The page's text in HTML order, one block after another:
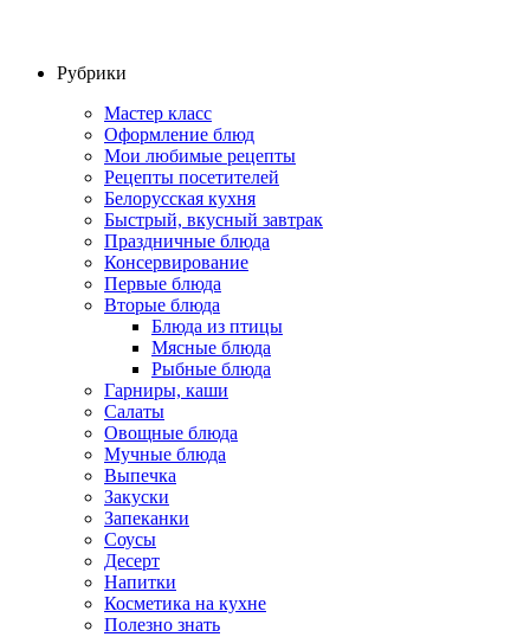
Рубрики
Мастер класс
Оформление блюд
Мои любимые рецепты
Рецепты посетителей
Белорусская кухня
Быстрый, вкусный завтрак
Праздничные блюда
Консервирование
Первые блюда
Вторые блюда
Блюда из птицы
Мясные блюда
Рыбные блюда
Гарниры, каши
Салаты
Овощные блюда
Мучные блюда
Выпечка
Закуски
Запеканки
Соусы
Десерт
Напитки
Косметика на кухне
Полезно знать